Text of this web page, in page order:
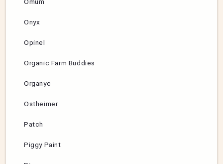
Omum
Onyx
Opinel
Organic Farm Buddies
Organyc
Ostheimer
Patch
Piggy Paint